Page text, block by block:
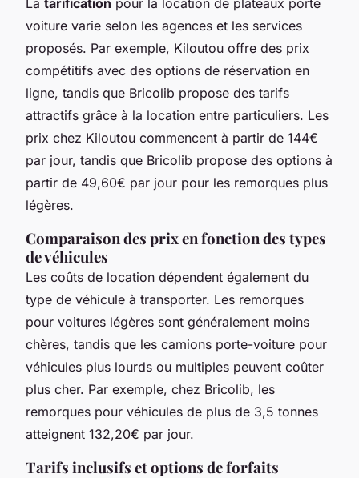
voiture varie selon les agences et les services
proposés. Par exemple, Kiloutou offre des prix
compétitifs avec des options de réservation en
ligne, tandis que Bricolib propose des tarifs
attractifs grâce à la location entre particuliers. Les
prix chez Kiloutou commencent à partir de 144€
par jour, tandis que Bricolib propose des options à
partir de 49,60€ par jour pour les remorques plus
légères.
Comparaison des prix en fonction des types
de véhicules
Les coûts de location dépendent également du
type de véhicule à transporter. Les remorques
pour voitures légères sont généralement moins
chères, tandis que les camions porte-voiture pour
véhicules plus lourds ou multiples peuvent coûter
plus cher. Par exemple, chez Bricolib, les
remorques pour véhicules de plus de 3,5 tonnes
atteignent 132,20€ par jour.
Tarifs inclusifs et options de forfaits